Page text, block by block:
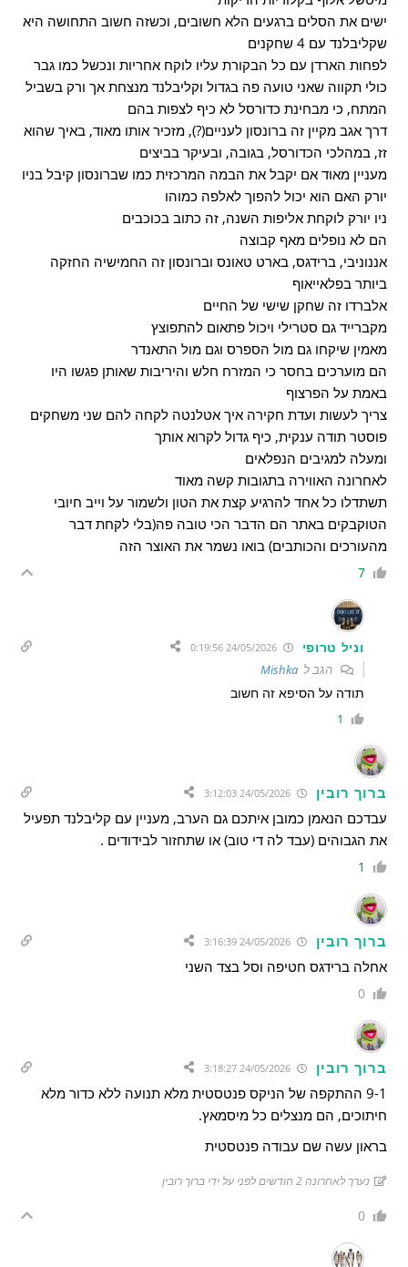
ישים את הסלים ברגעים הלא חשובים, וכשזה חשוב התחושה היא
שקליבלנד עם 4 שחקנים
לפחות הארדן עם כל הבקורת עליו לוקח אחריות ונכשל כמו גבר
כולי תקווה שאני טועה פה בגדול וקליבלנד מנצחת אך ורק בשביל
המתח, כי מבחינת כדורסל לא כיף לצפות בהם
דרך אגב מקיין זה ברונסון לעניים(?), מזכיר אותו מאוד, באיך שהוא
זז, במהלכי הכדורסל, בגובה, ובעיקר בביצים
מעניין מאוד אם יקבל את הבמה המרכזית כמו שברונסון קיבל בניו
יורק האם הוא יכול להפוך לאלפה כמוהו
ניו יורק לוקחת אליפות השנה, זה כתוב בכוכבים
הם לא נופלים מאף קבוצה
אננוניבי, ברידגס, בארט טאונס וברונסון זה החמישיה החזקה
ביותר בפלאייאוף
אלברדו זה שחקן שישי של החיים
מקברייד גם סטרילי ויכול פתאום להתפוצץ
מאמין שיקחו גם מול הספרס וגם מול התאנדר
הם מוערכים בחסר כי המזרח חלש והיריבות שאותן פגשו היו
באמת על הפרצוף
צריך לעשות ועדת חקירה איך אטלנטה לקחה להם שני משחקים
פוסטר תודה ענקית, כיף גדול לקרוא אותך
ומעלה למגיבים הנפלאים
לאחרונה האווירה בתגובות קשה מאוד
תשתדלו כל אחד להרגיע קצת את הטון ולשמור על וייב חיובי
הטוקבקים באתר הם הדבר הכי טובה פה(בלי לקחת דבר
מהעורכים והכותבים) בואו נשמר את האוצר הזה
7
וניל טרופי 24/05/2026 0:19:56
הגב לMishka
תודה על הסיפא זה חשוב
1
ברוך רובין 24/05/2026 3:12:03
עבדכם הנאמן כמובן איתכם גם הערב, מעניין עם קליבלנד תפעיל
את הגבוהים (עבד לה די טוב) או שתחזור לבידודים .
1
ברוך רובין 24/05/2026 3:16:39
אחלה ברידגס חטיפה וסל בצד השני
0
ברוך רובין 24/05/2026 3:18:27
9-1 ההתקפה של הניקס פנטסטית מלא תנועה ללא כדור מלא
חיתוכים, הם מנצלים כל מיסמאץ.
בראון עשה שם עבודה פנטסטית
נערך לאחרונה 2 חודשים לפני על ידי ברוך רובין
0